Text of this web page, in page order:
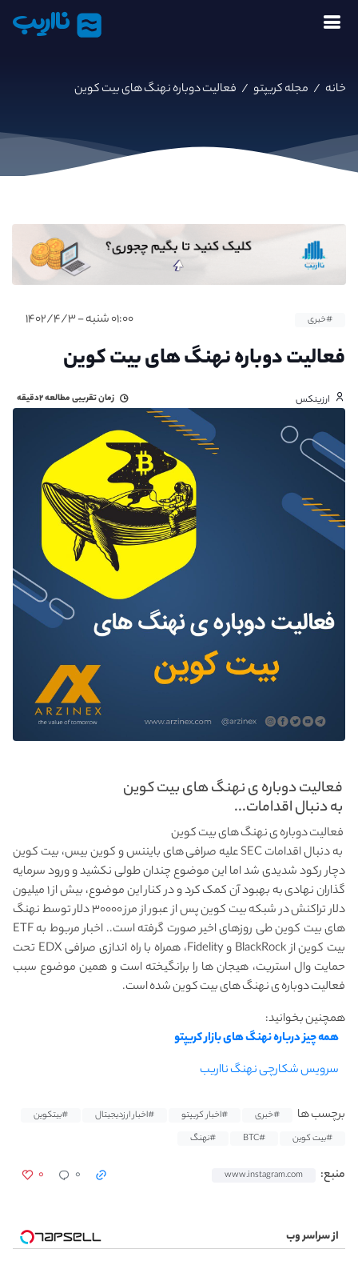
نااریب
خانه / مجله کریپتو / فعالیت دوباره نهنگ های بیت کوین
#خبری ۰۱:۰۰ شنبه - ۱۴۰۲/۴/۳
فعالیت دوباره نهنگ های بیت کوین
ارزینکس زمان تقریبی مطالعه۲دقیقه
فعالیت دوباره ی نهنگ های بیت کوین
به دنبال اقدامات...
فعالیت دوباره ی نهنگ های بیت کوین
به دنبال اقدامات SEC علیه صرافی های بایننس و کوین بیس، بیت کوین
دچار رکود شدیدی شد اما این موضوع چندان طولی نکشید و ورود سرمایه
گذاران نهادی به بهبود آن کمک کرد و در کنار این موضوع، بیش از ۱ میلیون
دلار تراکنش در شبکه بیت کوین پس از عبور از مرز ۳۰۰۰۰ دلار توسط نهنگ
های بیت کوین طی روزهای اخیر صورت گرفته است.. اخبار مربوط به ETF
بیت کوین از BlackRock و Fidelity، همراه با راه اندازی صرافی EDX تحت
حمایت وال استریت، هیجان ها را برانگیخته است و همین موضوع سبب
فعالیت دوباره ی نهنگ های بیت کوین شده است.
همچنین بخوانید:
همه چیز درباره نهنگ های بازار کریپتو
سرویس شکارچی نهنگ نااریب
برچسب ها #خبری #اخبار کریپتو #اخبار ارزدیجیتال
#بیتکوین
#بیت کوین
#BTC #نهنگ
منبع: www.instagram.com ۰ ۰
از سراسر وب